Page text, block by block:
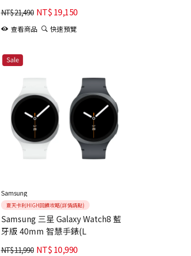
NT$21,490 NT$19,150
查看商品 快速預覽
Samsung
夏天卡利HIGH回饋攻略(詳情請點)
Samsung 三星 Galaxy Watch8 藍
牙版 40mm 智慧手錶(L
NT$11,990 NT$10,990